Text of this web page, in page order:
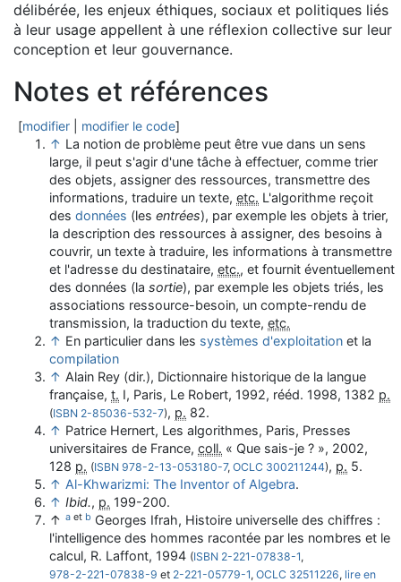
délibérée, les enjeux éthiques, sociaux et politiques liés
à leur usage appellent à une réflexion collective sur leur
conception et leur gouvernance.
Notes et références
[modifier modifier le code]
↑ La notion de problème peut être vue dans un sens
large, il peut s'agir d'une tâche à effectuer, comme trier
des objets, assigner des ressources, transmettre des
informations, traduire un texte, etc. L'algorithme reçoit
des données (les entrées), par exemple les objets à trier,
la description des ressources à assigner, des besoins à
couvrir, un texte à traduire, les informations à transmettre
et l'adresse du destinataire, etc., et fournit éventuellement
des données (la sortie), par exemple les objets triés, les
associations ressource-besoin, un compte-rendu de
transmission, la traduction du texte, etc.
↑ En particulier dans les systèmes d'exploitation et la
compilation
↑ Alain Rey (dir.), Dictionnaire historique de la langue
française, t. I, Paris, Le Robert, 1992, rééd. 1998, 1382 p.
(ISBN 2-85036-532-7), p. 82.
↑ Patrice Hernert, Les algorithmes, Paris, Presses
universitaires de France, coll. « Que sais-je ? », 2002,
128 p. (ISBN 978-2-13-053180-7, OCLC 300211244), p. 5.
↑ Al-Khwarizmi: The Inventor of Algebra.
↑ Ibid., p. 199-200.
↑ a et b Georges Ifrah, Histoire universelle des chiffres :
l'intelligence des hommes racontée par les nombres et le
calcul, R. Laffont, 1994 (ISBN 2-221-07838-1,
978-2-221-07838-9 et 2-221-05779-1, OCLC 32511226, lire en